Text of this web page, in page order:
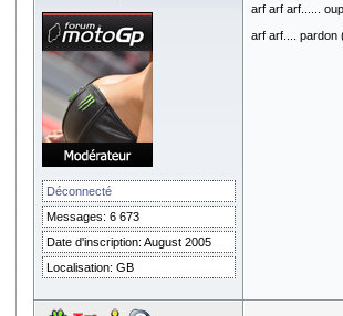
Déconnecté
Messages: 6 673
Date d'inscription: August 2005
Localisation: GB
arf arf arf......
arf arf.... pardon